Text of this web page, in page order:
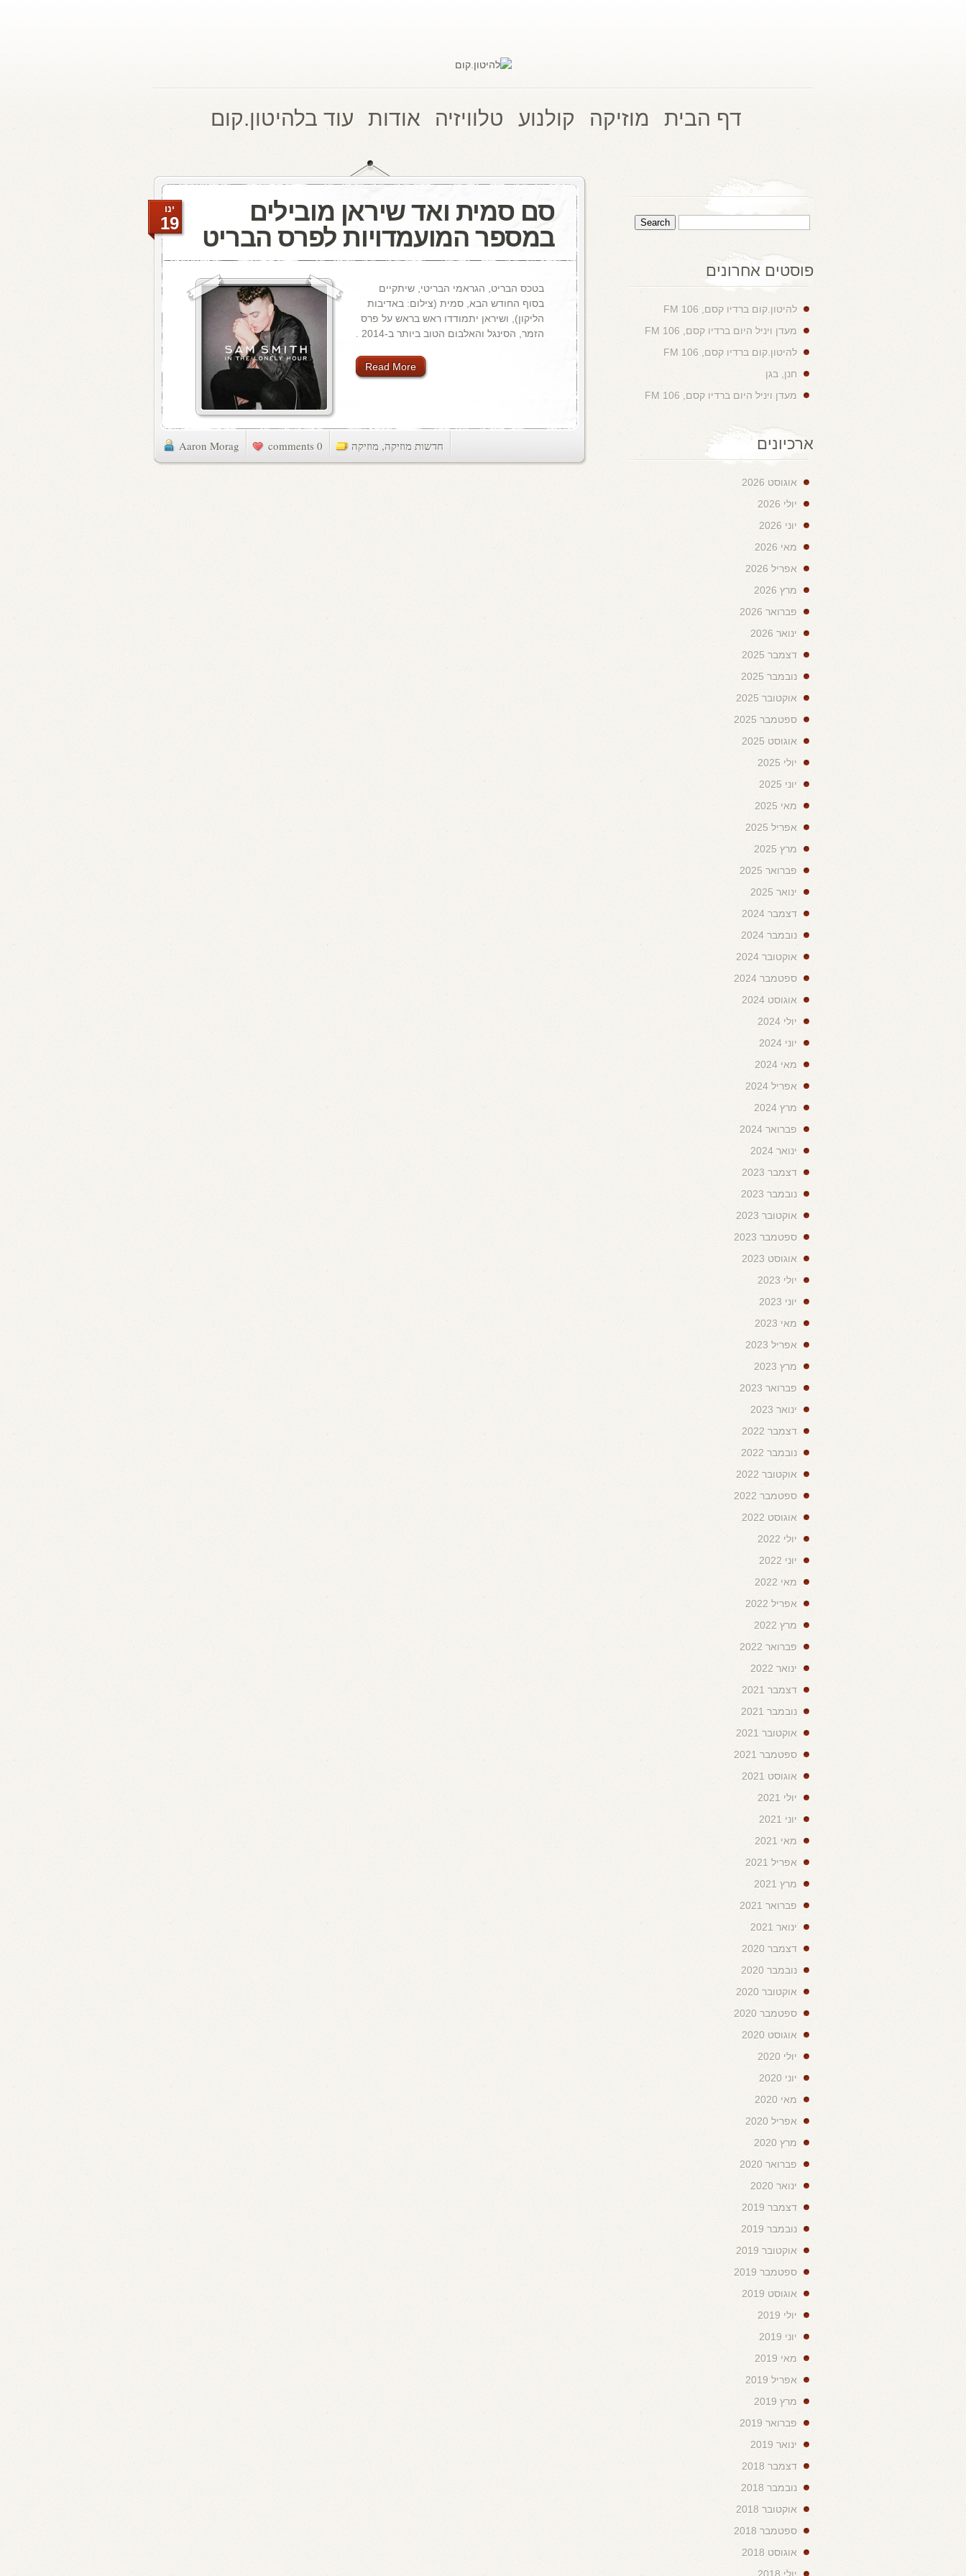
דף הבית מוזיקה קולנוע טלוויזיה אודות עוד בלהיטון.קום
סם סמית ואד שיראן מובילים
במספר המועמדויות לפרס הבריט
ינו
19
בטכס הבריט, הגראמי הבריטי, שיתקיים
בסוף החודש הבא, סמית (צילום: באדיבות
הליקון), ושיראן יתמודדו ראש בראש על פרס
הזמר, הסינגל והאלבום הטוב ביותר ב-2014 .
Read More
Aaron Morag 0 comments חדשות מוזיקה, מוזיקה
פוסטים אחרונים
להיטון.קום ברדיו קסם, 106 FM
מעדן ויניל היום ברדיו קסם, 106 FM
להיטון.קום ברדיו קסם, 106 FM
חנן, בגן
מעדן ויניל היום ברדיו קסם, 106 FM
ארכיונים
אוגוסט 2026
יולי 2026
יוני 2026
מאי 2026
אפריל 2026
מרץ 2026
פברואר 2026
ינואר 2026
דצמבר 2025
נובמבר 2025
אוקטובר 2025
ספטמבר 2025
אוגוסט 2025
יולי 2025
יוני 2025
מאי 2025
אפריל 2025
מרץ 2025
פברואר 2025
ינואר 2025
דצמבר 2024
נובמבר 2024
אוקטובר 2024
ספטמבר 2024
אוגוסט 2024
יולי 2024
יוני 2024
מאי 2024
אפריל 2024
מרץ 2024
פברואר 2024
ינואר 2024
דצמבר 2023
נובמבר 2023
אוקטובר 2023
ספטמבר 2023
אוגוסט 2023
יולי 2023
יוני 2023
מאי 2023
אפריל 2023
מרץ 2023
פברואר 2023
ינואר 2023
דצמבר 2022
נובמבר 2022
אוקטובר 2022
ספטמבר 2022
אוגוסט 2022
יולי 2022
יוני 2022
מאי 2022
אפריל 2022
מרץ 2022
פברואר 2022
ינואר 2022
דצמבר 2021
נובמבר 2021
אוקטובר 2021
ספטמבר 2021
אוגוסט 2021
יולי 2021
יוני 2021
מאי 2021
אפריל 2021
מרץ 2021
פברואר 2021
ינואר 2021
דצמבר 2020
נובמבר 2020
אוקטובר 2020
ספטמבר 2020
אוגוסט 2020
יולי 2020
יוני 2020
מאי 2020
אפריל 2020
מרץ 2020
פברואר 2020
ינואר 2020
דצמבר 2019
נובמבר 2019
אוקטובר 2019
ספטמבר 2019
אוגוסט 2019
יולי 2019
יוני 2019
מאי 2019
אפריל 2019
מרץ 2019
פברואר 2019
ינואר 2019
דצמבר 2018
נובמבר 2018
אוקטובר 2018
ספטמבר 2018
אוגוסט 2018